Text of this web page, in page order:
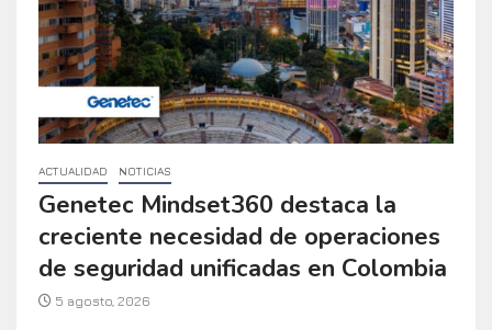
ACTUALIDAD NOTICIAS
Genetec Mindset360 destaca la
creciente necesidad de operaciones
de seguridad unificadas en Colombia
5 agosto, 2026